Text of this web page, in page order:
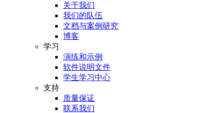
关于我们
我们的队伍
文档与案例研究
博客
学习
演练和示例
软件说明文件
学生学习中心
支持
质量保证
联系我们